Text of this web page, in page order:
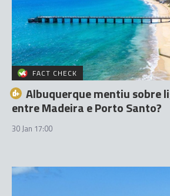
FACT CHECK
Albuquerque mentiu sobre
entre Madeira e Porto Santo?
30 Jan 17:00